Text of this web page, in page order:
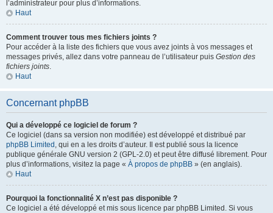
l’administrateur pour plus d’informations.
Haut
Comment trouver tous mes fichiers joints ?
Pour accéder à la liste des fichiers que vous avez joints à vos messages et
messages privés, allez dans votre panneau de l’utilisateur puis Gestion des
fichiers joints.
Haut
Concernant phpBB
Qui a développé ce logiciel de forum ?
Ce logiciel (dans sa version non modifiée) est développé et distribué par
phpBB Limited , qui en a les droits d’auteur. Il est publié sous la licence
publique générale GNU version 2 (GPL-2.0) et peut être diffusé librement. Pour
plus d’informations, visitez la page « À propos de phpBB » (en anglais).
Haut
Pourquoi la fonctionnalité X n’est pas disponible ?
Ce logiciel a été développé et mis sous licence par phpBB Limited. Si vous